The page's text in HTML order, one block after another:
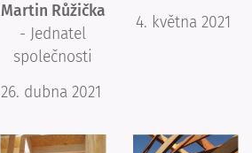
Martin Růžička
- Jednatel
společnosti
26. dubna 2021
4. května 2021